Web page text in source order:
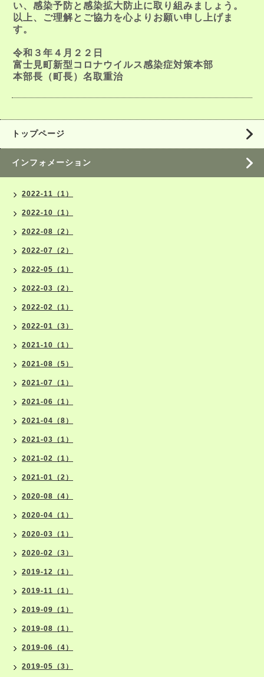
い、感染予防と感染拡大防止に取り組みましょう。
以上、ご理解とご協力を心よりお願い申し上げま
す。
令和３年４月２２日
富士見町新型コロナウイルス感染症対策本部
本部長（町長）名取重治
トップページ
インフォメーション
2022-11（1）
2022-10（1）
2022-08（2）
2022-07（2）
2022-05（1）
2022-03（2）
2022-02（1）
2022-01（3）
2021-10（1）
2021-08（5）
2021-07（1）
2021-06（1）
2021-04（8）
2021-03（1）
2021-02（1）
2021-01（2）
2020-08（4）
2020-04（1）
2020-03（1）
2020-02（3）
2019-12（1）
2019-11（1）
2019-09（1）
2019-08（1）
2019-06（4）
2019-05（3）